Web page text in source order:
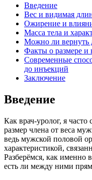
Введение
Вес и видимая
Ожирение и
Масса тела и
Можно ли вернуть
Факты о размере и
Современные
до инъекций
Заключение
Введение
Как врач-уролог, я
размер члена от веса
ведь мужской половой
характеристикой,
Разберёмся, как именно
есть ли между ними